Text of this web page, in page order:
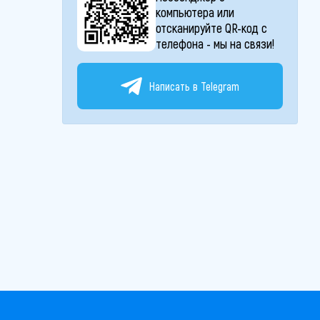
компьютера или
отсканируйте QR-код с
телефона - мы на связи!
Написать в Telegram